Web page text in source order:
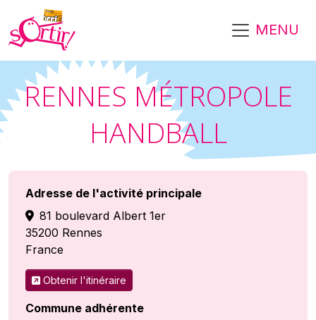
MENU
RENNES MÉTROPOLE
HANDBALL
Adresse de l'activité principale
81 boulevard Albert 1er
35200 Rennes
France
Obtenir l'itinéraire
Commune adhérente